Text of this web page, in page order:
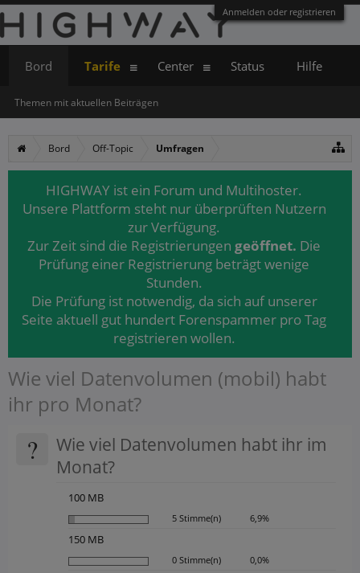
Anmelden oder registrieren
Bord Off-Topic Umfragen
HIGHWAY ist ein Forum und Multihoster.
Unsere Plattform steht nur überprüften Nutzern
zur Verfügung.
Zur Zeit sind die Registrierungen geöffnet. Die
Prüfung einer Registrierung beträgt wenige
Stunden.
Die Prüfung ist notwendig, da sich auf unserer
Seite aktuell gut hundert Forenspammer pro Tag
registrieren wollen.
Wie viel Datenvolumen (mobil) habt
ihr pro Monat?
?
Wie viel Datenvolumen habt ihr im
Monat?
100 MB
5 Stimme(n) 6,9%
150 MB
0 Stimme(n) 0,0%
Bord
Themen mit aktuellen Beiträgen
Tarife Center Status Hilfe